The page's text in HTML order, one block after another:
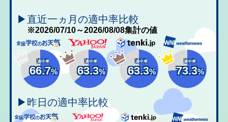
▶直近一ヵ月の適中率比較
※2026/07/10～2026/08/08集計の値
適中率
66.7%
適中率
63.3%
適中率
63.3%
適中率
73.3%
▶昨日の適中率比較